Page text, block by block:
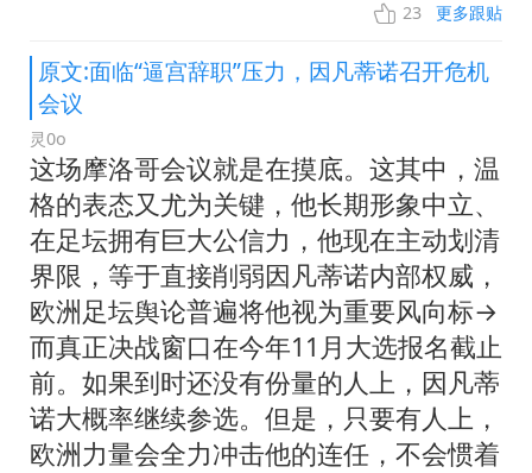
23 更多跟贴
原文:面临“逼宫辞职”压力，因凡蒂诺召开危机
会议
灵0o
这场摩洛哥会议就是在摸底。这其中，温
格的表态又尤为关键，他长期形象中立、
在足坛拥有巨大公信力，他现在主动划清
界限，等于直接削弱因凡蒂诺内部权威，
欧洲足坛舆论普遍将他视为重要风向标→
而真正决战窗口在今年11月大选报名截止
前。如果到时还没有份量的人上，因凡蒂
诺大概率继续参选。但是，只要有人上，
欧洲力量会全力冲击他的连任，不会惯着